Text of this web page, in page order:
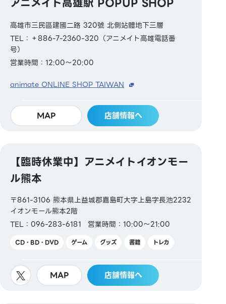
高雄市三民區建國二路 320號 北側站體地下三層
TEL：＋886-7-2360-320（アニメイト高雄電話番
号）
営業時間：12:00～20:00
animate ONLINE SHOP TAIWAN
MAP 店舗情報へ
【臨時休業中】アニメイトイオンモー
ル熊本
〒861-3106 熊本県上益城郡嘉島町大字上島字長池2232
イオンモール熊本2階
TEL：096-283-6181
営業時間：10:00～21:00
CD・BD・DVD ゲーム グッズ 書籍 トレカ
MAP 店舗情報へ